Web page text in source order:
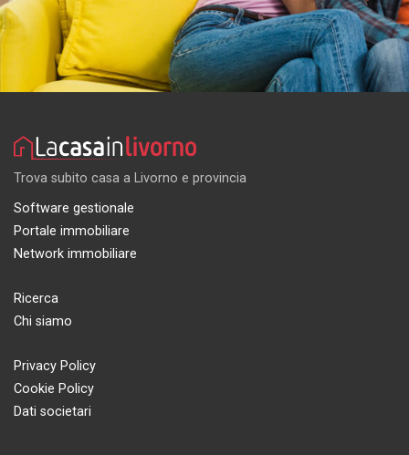
Trova subito casa a Livorno e provincia
Software gestionale
Portale immobiliare
Network immobiliare
Ricerca
Chi siamo
Privacy Policy
Cookie Policy
Dati societari